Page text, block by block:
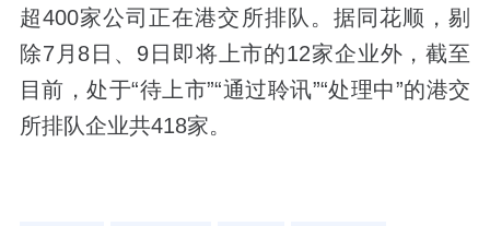
超400家公司正在港交所排队。据同花顺，剔
除7月8日、9日即将上市的12家企业外，截至
目前，处于“待上市”“通过聆讯”“处理中”的港交
所排队企业共418家。